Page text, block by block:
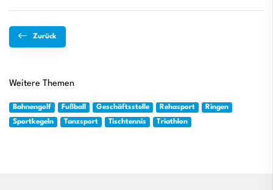
Zurück
Weitere Themen
Bahnengolf Fußball Geschäftsstelle Rehasport
Ringen
Sportkegeln
Tanzsport Tischtennis Triathlon